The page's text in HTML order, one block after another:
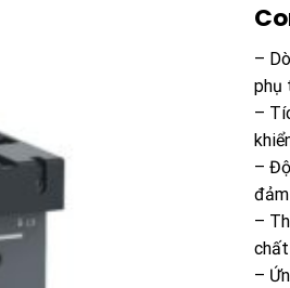
–
phụ
–
–
–
–